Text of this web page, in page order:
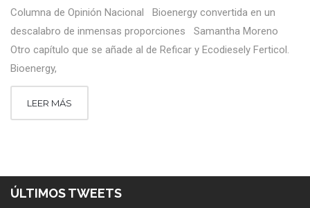
Columna de Opinión Nacional Bioenergy convertida en un
descalabro de inmensas proporciones Samantha Moreno
Otro capítulo que se añade al de Reficar y Ecodiesely Ferticol.
Bioenergy,
LEER MÁS
ÚLTIMOS TWEETS